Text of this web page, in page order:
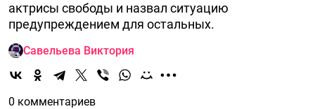
актрисы свободы и назвал ситуацию
предупреждением для остальных.
Савельева Виктория
0 комментариев